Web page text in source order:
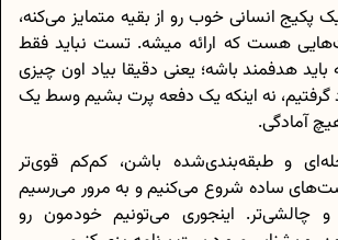
پکیج انسانی خوب رو از بقیه متمایز می‌کنه،
هست که ارائه میشه. تست نباید فقط
باید هدفمند باشه؛ یعنی دقیقا بیاد اون چیزی
گرفتیم، نه اینکه یک دفعه پرت بشیم وسط یک
آمادگی.
و طبقه‌بندی‌شده باشن، کم‌کم قوی‌تر
ساده شروع می‌کنیم و به مرور می‌رسیم
و چالشی‌تر. اینجوری می‌تونیم خودمون رو